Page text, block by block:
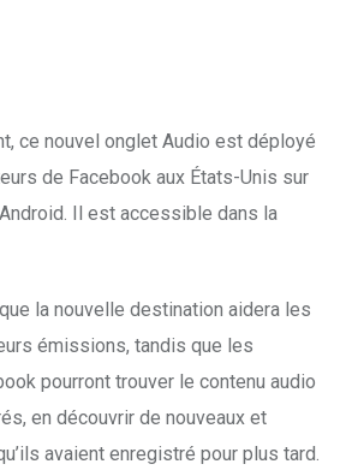
ce nouvel onglet Audio est déployé
de Facebook aux États-Unis sur
Il est accessible dans la
la nouvelle destination aidera les
émissions, tandis que les
pourront trouver le contenu audio
en découvrir de nouveaux et
avaient enregistré pour plus tard.